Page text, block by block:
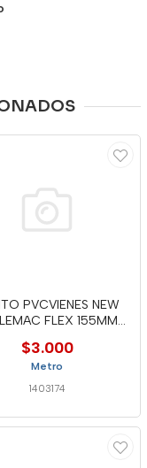
PVCVIENES NEW
FLEX 155MM
$3.000
Metro
1403174